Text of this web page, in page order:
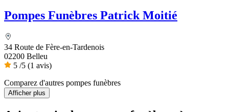
Pompes Funèbres Patrick Moitié
34 Route de Fère-en-Tardenois
02200 Belleu
5 /5 (1 avis)
Comparez d'autres pompes funèbres
Afficher plus